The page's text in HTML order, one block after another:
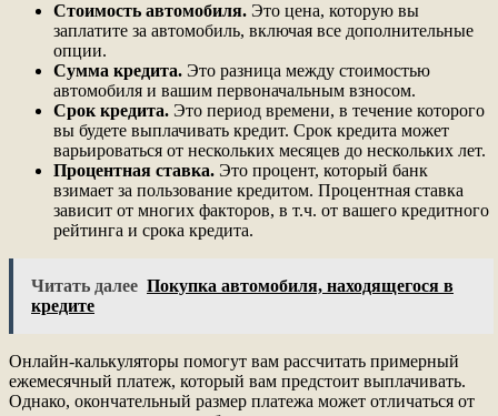
Стоимость автомобиля. Это цена, которую вы
заплатите за автомобиль, включая все дополнительные
опции.
Сумма кредита. Это разница между стоимостью
автомобиля и вашим первоначальным взносом.
Срок кредита. Это период времени, в течение которого
вы будете выплачивать кредит. Срок кредита может
варьироваться от нескольких месяцев до нескольких лет.
Процентная ставка. Это процент, который банк
взимает за пользование кредитом. Процентная ставка
зависит от многих факторов, в т.ч. от вашего кредитного
рейтинга и срока кредита.
Читать далее Покупка автомобиля, находящегося в
кредите
Онлайн-калькуляторы помогут вам рассчитать примерный
ежемесячный платеж, который вам предстоит выплачивать.
Однако, окончательный размер платежа может отличаться от